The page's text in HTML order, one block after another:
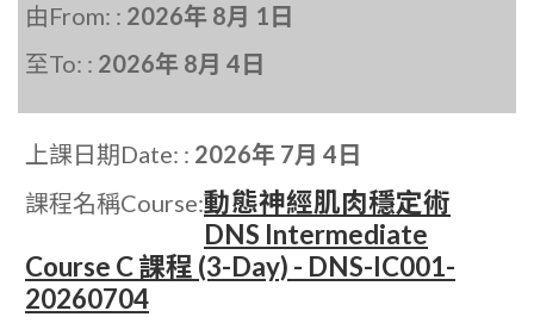
由From: : 2026年 8月 1日
至To: : 2026年 8月 4日
上課日期Date: : 2026年 7月 4日
課程名稱Course:動態神經肌肉穩定術
DNS Intermediate
Course C 課程 (3-Day) - DNS-IC001-
20260704